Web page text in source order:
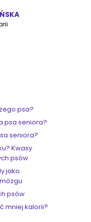
psa?
psa seniora?
seniora?
Kwasy
psów
jako
psów
mniej kalorii?